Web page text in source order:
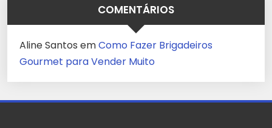
COMENTÁRIOS
Aline Santos emComo Fazer Brigadeiros
Gourmet para Vender Muito